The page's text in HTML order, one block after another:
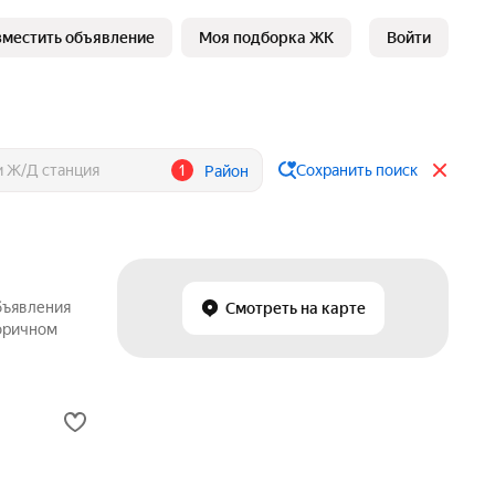
объявление Моя подборка ЖК Войти
1 Район Сохранить поиск
Смотреть на карте